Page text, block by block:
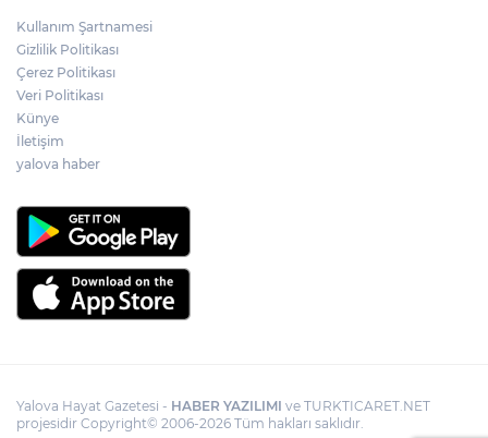
Kullanım Şartnamesi
Gizlilik Politikası
Çerez Politikası
Veri Politikası
Künye
İletişim
yalova haber
Yalova Hayat Gazetesi - HABER YAZILIMI ve TURKTICARET.NET
projesidir Copyright© 2006-2026 Tüm hakları saklıdır.